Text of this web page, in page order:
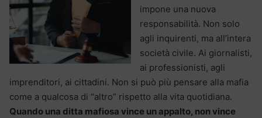
impone una nuova
responsabilità. Non solo
agli inquirenti, ma all’intera
società civile. Ai giornalisti,
ai professionisti, agli
imprenditori, ai cittadini. Non si può più pensare alla mafia
come a qualcosa di “altro” rispetto alla vita quotidiana.
Quando una ditta mafiosa vince un appalto, non vince